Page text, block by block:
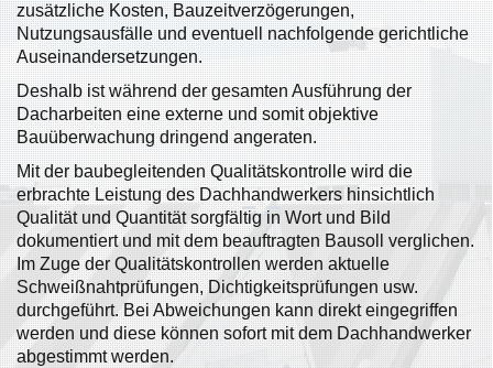
zusätzliche Kosten, Bauzeitverzögerungen,
Nutzungsausfälle und eventuell nachfolgende gerichtliche
Auseinandersetzungen.
Deshalb ist während der gesamten Ausführung der
Dacharbeiten eine externe und somit objektive
Bauüberwachung dringend angeraten.
Mit der baubegleitenden Qualitätskontrolle wird die
erbrachte Leistung des Dachhandwerkers hinsichtlich
Qualität und Quantität sorgfältig in Wort und Bild
dokumentiert und mit dem beauftragten Bausoll verglichen.
Im Zuge der Qualitätskontrollen werden aktuelle
Schweißnahtprüfungen, Dichtigkeitsprüfungen usw.
durchgeführt. Bei Abweichungen kann direkt eingegriffen
werden und diese können sofort mit dem Dachhandwerker
abgestimmt werden.